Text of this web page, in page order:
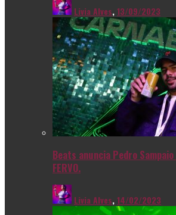
Livia Alves,13/09/2023
Beats anuncia Pedro
FERVO.
Livia Alves,14/02/2023